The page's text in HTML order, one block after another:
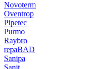
Novoterm
Oventrop
Pipetec
Purmo
Raybro
repaBAD
Sanipa
Sanit